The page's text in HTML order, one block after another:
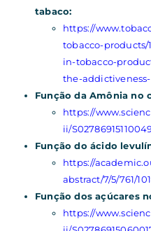
tabaco:
https://
tobacco-
in-tobacco-
the-
Função da Amônia no
https://
ii/
Função do ácido
https://
abstract/7/5/761/
Função dos açúcares
https://